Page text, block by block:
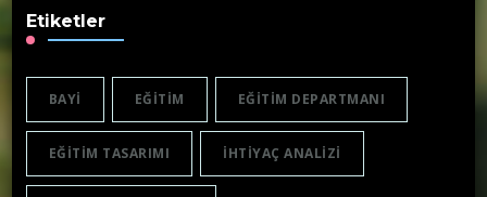
Etiketler
BAYI EĞITIM EĞITIM DEPARTMANI
EĞITIM TASARIMI IHTIYAÇ ANALIZI